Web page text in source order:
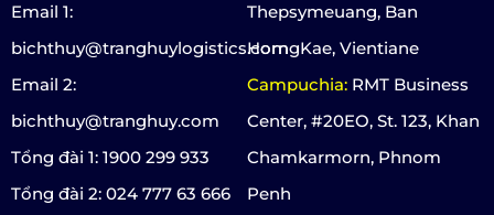
Email 1:
bichthuy@tranghuylogistics.com
Email 2:
bichthuy@tranghuy.com
Tổng đài 1: 1900 299 933
Tổng đài 2: 024 777 63 666
Thepsymeuang, Ban
HorngKae, Vientiane
Campuchia: RMT Business
Center, #20EO, St. 123, Khan
Chamkarmorn, Phnom
Penh